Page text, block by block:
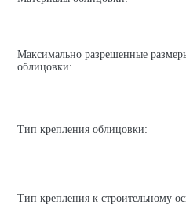
Максимально разрешенные
облицовки:
Тип крепления облицовки:
Тип крепления к строительному